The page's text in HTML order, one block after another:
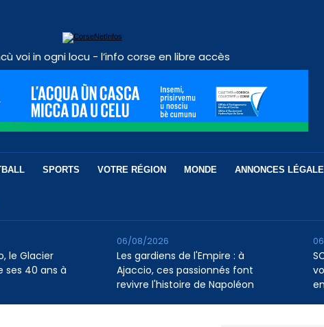
voi in ogni locu - l’info corse en libre accès
SPORTS VOTRE RÉGION MONDE ANNONCES
le Glacier
ses 40 ans à
Les gardiens de l'Empire : à
Ajaccio, ces passionnés font
revivre l'histoire de Napoléon
06/08/2026